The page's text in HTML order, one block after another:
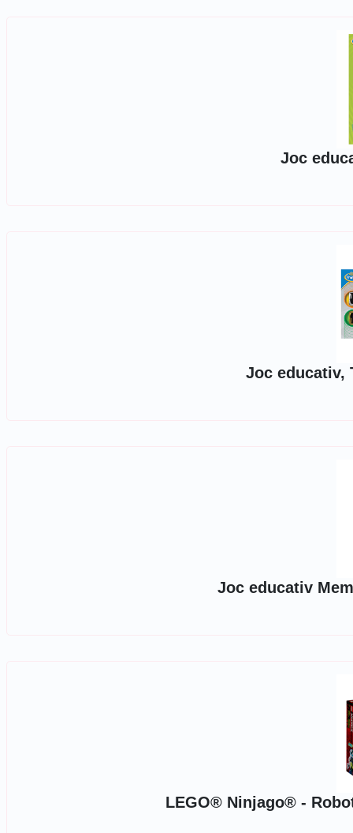
Joc
Joc educativ,
Joc educativ
LEGO® Ninjago® -